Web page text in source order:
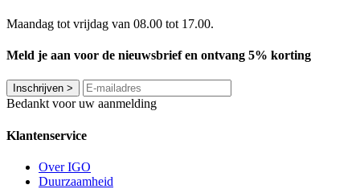
Maandag tot vrijdag van 08.00 tot 17.00.
Meld je aan voor de nieuwsbrief en ontvang 5% korting
Inschrijven >
Bedankt voor uw aanmelding
Klantenservice
Over IGO
Duurzaamheid